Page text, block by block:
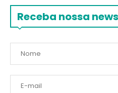
Receba nossa